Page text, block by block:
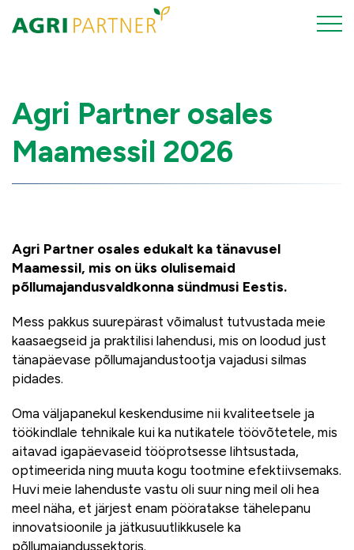
Agri Partner osales
Maamessil 2026
Agri Partner osales edukalt ka tänavusel
Maamessil, mis on üks olulisemaid
põllumajandusvaldkonna sündmusi Eestis.
Mess pakkus suurepärast võimalust tutvustada meie
kaasaegseid ja praktilisi lahendusi, mis on loodud just
tänapäevase põllumajandustootja vajadusi silmas
pidades.
Oma väljapanekul keskendusime nii kvaliteetsele ja
töökindlale tehnikale kui ka nutikatele töövõtetele, mis
aitavad igapäevaseid tööprotsesse lihtsustada,
optimeerida ning muuta kogu tootmine efektiivsemaks.
Huvi meie lahenduste vastu oli suur ning meil oli hea
meel näha, et järjest enam pööratakse tähelepanu
innovatsioonile ja jätkusuutlikkusele ka
põllumajandussektoris.